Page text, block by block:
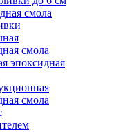
смола
смола
эпоксидная
смола